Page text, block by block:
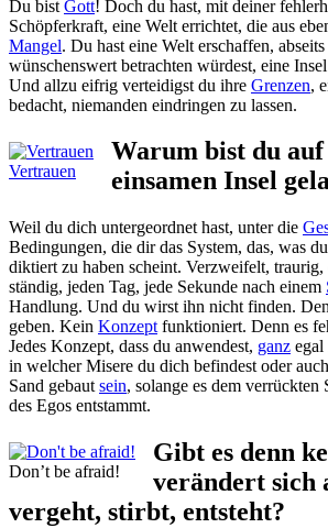
Du bist Gott! Doch du hast, mit deiner
Schöpferkraft, eine Welt errichtet, die aus
Mangel. Du hast eine Welt erschaffen,
wünschenswert betrachten würdest, eine
Und allzu eifrig verteidigst du ihre Grenzen,
bedacht, niemanden eindringen zu lassen.
Vertrauen
Warum bist du auf
einsamen Insel
Weil du dich untergeordnet hast, unter die
Bedingungen, die dir das System, das, was
diktiert zu haben scheint. Verzweifelt, traurig,
ständig, jeden Tag, jede Sekunde nach einem
Handlung. Und du wirst ihn nicht finden.
geben. Kein Konzept funktioniert. Denn es
Jedes Konzept, dass du anwendest, ganz
in welcher Misere du dich befindest oder
Sand gebaut sein, solange es dem verrückten
des Egos entstammt.
Don’t be afraid!
Gibt es denn
verändert sich
vergeht, stirbt, entsteht?